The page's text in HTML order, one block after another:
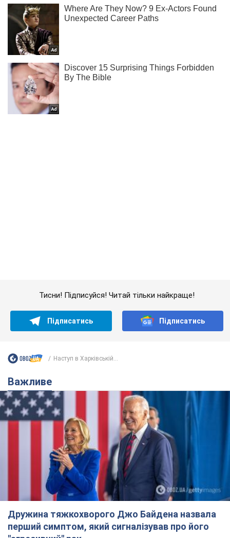
перший симптом, який сигналізував про його
Спершу лікарі не надали цьому належної уваги
6.08.2026 12:46
Відпустка Лесі Нікітюк у Карпатах
обернулася скандалом: чому ведучу
несправедливо захейтили
Знаменитість вийшла на пряму комунікацію в
мережі та розставила всі крапки над "і"
12 часов назад 12,8 т.
"Динамо" з перемоги стартувало у